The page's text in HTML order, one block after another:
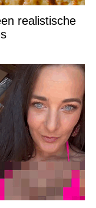
realistische